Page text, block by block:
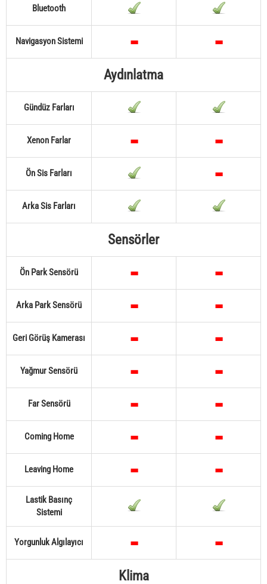
Bluetooth
Navigasyon Sistemi
Aydınlatma
Gündüz Farları
Xenon Farlar
Ön Sis Farları
Arka Sis Farları
Sensörler
Ön Park Sensörü
Arka Park Sensörü
Geri Görüş Kamerası
Yağmur Sensörü
Far Sensörü
Coming Home
Leaving Home
Lastik Basınç
Sistemi
Yorgunluk Algılayıcı
Klima